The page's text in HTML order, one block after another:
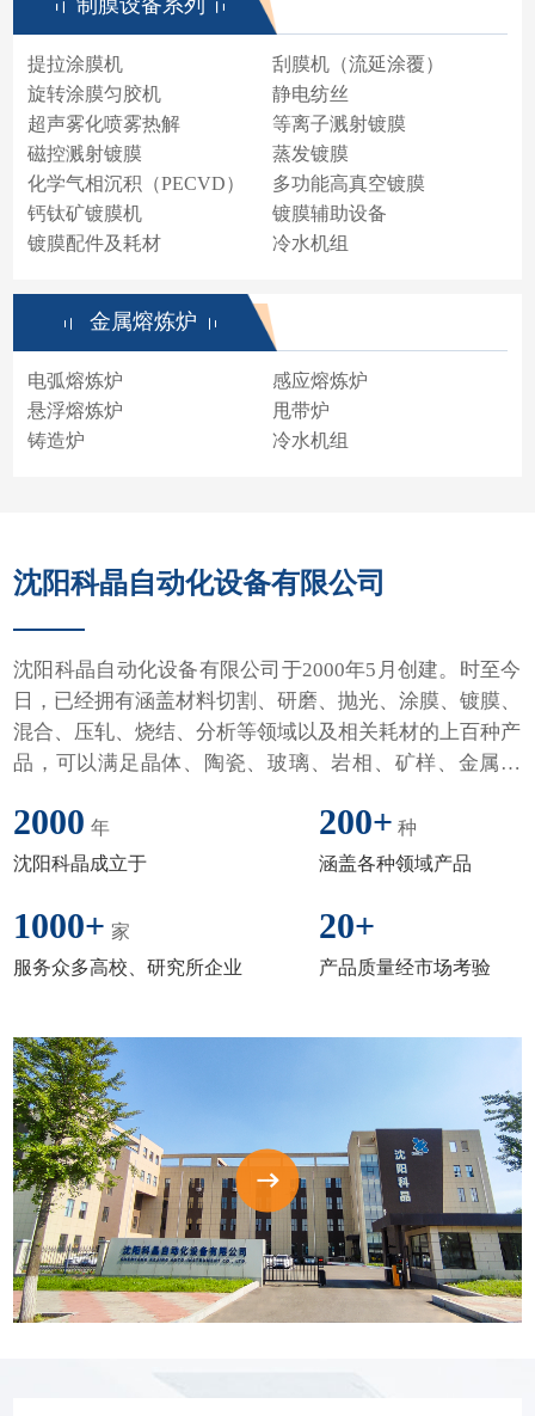
制膜设备系列
提拉涂膜机
刮膜机（流延涂覆）
旋转涂膜匀胶机
静电纺丝
超声雾化喷雾热解
等离子溅射镀膜
磁控溅射镀膜
蒸发镀膜
化学气相沉积（PECVD）
多功能高真空镀膜
钙钛矿镀膜机
镀膜辅助设备
镀膜配件及耗材
冷水机组
金属熔炼炉
电弧熔炼炉
感应熔炼炉
悬浮熔炼炉
甩带炉
铸造炉
冷水机组
沈阳科晶自动化设备有限公司
沈阳科晶自动化设备有限公司于2000年5月创建。时至今
日，已经拥有涵盖材料切割、研磨、抛光、涂膜、镀膜、
混合、压轧、烧结、分析等领域以及相关耗材的上百种产
品，可以满足晶体、陶瓷、玻璃、岩相、矿样、金属材
2000 年
沈阳科晶成立于
200+ 种
涵盖各种领域产品
1000+ 家
服务众多高校、研究所企业
20+
产品质量经市场考验